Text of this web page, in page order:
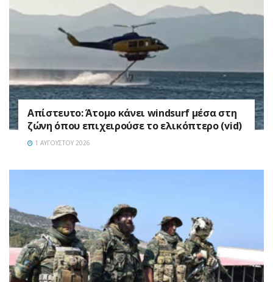
Απίστευτο: Άτομο κάνει windsurf μέσα στη
ζώνη όπου επιχειρούσε το ελικόπτερο (vid)
1 ΑΥΓΟΎΣΤΟΥ 2026